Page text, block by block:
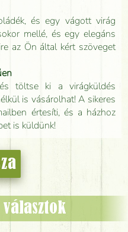
és egy vágott virág
mellé, és egy elegáns
az Ön által kért szöveget
töltse ki a virágküldés
is vásárolhat! A sikeres
értesíti, és a házhoz
is küldünk!